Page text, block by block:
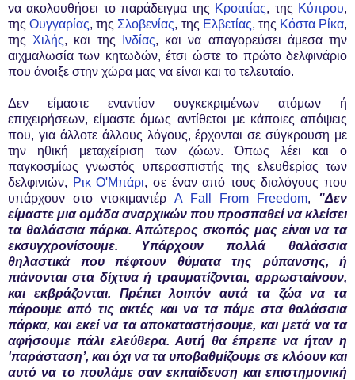
να ακολουθήσει το παράδειγμα της Κροατίας, της Κύπρου,
τηςΟυγγαρίας, της Σλοβενίας, της Ελβετίας, της Κόστα Ρίκα,
της Χιλής, και της Ινδίας, και να απαγορεύσει άμεσα την
αιχμαλωσία των κητωδών, έτσι ώστε το πρώτο δελφινάριο
που άνοιξε στην χώρα μας να είναι και το τελευταίο.
Δεν είμαστε εναντίον συγκεκριμένων ατόμων ή
επιχειρήσεων, είμαστε όμως αντίθετοι με κάποιες απόψεις
που, για άλλοτε άλλους λόγους, έρχονται σε σύγκρουση με
την ηθική μεταχείριση των ζώων. Όπως λέει και ο
παγκοσμίως γνωστός υπερασπιστής της ελευθερίας των
δελφινιών, Ρικ Ο'Μπάρι, σε έναν από τους διαλόγους που
υπάρχουν στο ντοκιμαντέρ A Fall From Freedom, "Δεν
είμαστε μια ομάδα αναρχικών που προσπαθεί να κλείσει
τα θαλάσσια πάρκα. Απώτερος σκοπός μας είναι να τα
εκσυγχρονίσουμε. Υπάρχουν πολλά θαλάσσια
θηλαστικά που πέφτουν θύματα της ρύπανσης, ή
πιάνονται στα δίχτυα ή τραυματίζονται, αρρωσταίνουν,
και εκβράζονται. Πρέπει λοιπόν αυτά τα ζώα να τα
πάρουμε από τις ακτές και να τα πάμε στα θαλάσσια
πάρκα, και εκεί να τα αποκαταστήσουμε, και μετά να τα
αφήσουμε πάλι ελεύθερα. Αυτή θα έπρεπε να ήταν η
'παράσταση’, και όχι να τα υποβαθμίζουμε σε κλόουν και
αυτό να το πουλάμε σαν εκπαίδευση και επιστημονική